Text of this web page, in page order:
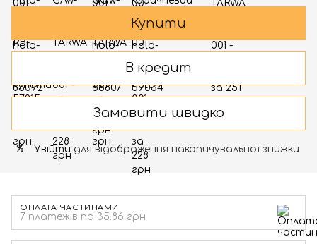
Купити
В кредит
Замовити швидко
% Увійти для відображення накопичувальної знижки
ОПЛАТА ЧАСТИНАМИ
7 платежів по 35.86 грн